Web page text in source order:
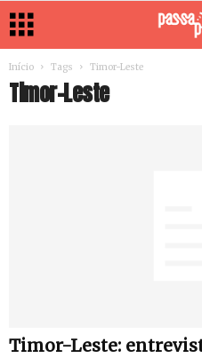
Início Tags Timor-Leste
Timor-Leste
Timor-Leste: